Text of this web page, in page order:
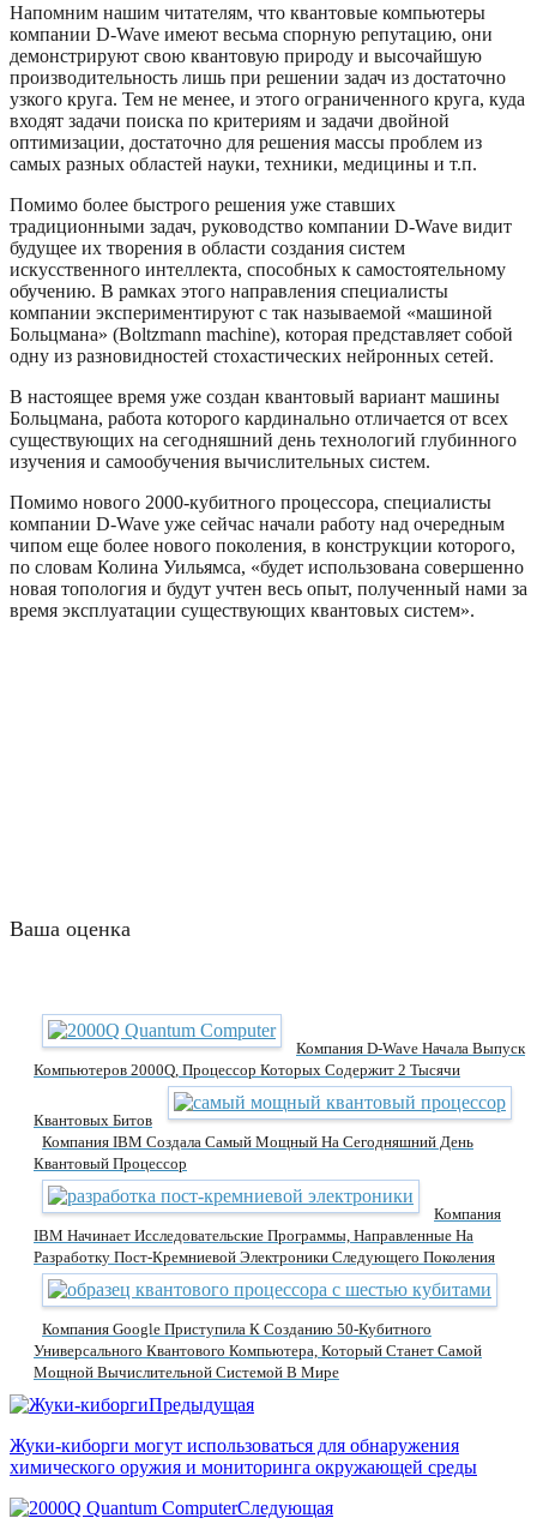
Напомним нашим читателям, что квантовые компьютеры
компании D-Wave имеют весьма спорную репутацию, они
демонстрируют свою квантовую природу и высочайшую
производительность лишь при решении задач из достаточно
узкого круга. Тем не менее, и этого ограниченного круга, куда
входят задачи поиска по критериям и задачи двойной
оптимизации, достаточно для решения массы проблем из
самых разных областей науки, техники, медицины и т.п.
Помимо более быстрого решения уже ставших
традиционными задач, руководство компании D-Wave видит
будущее их творения в области создания систем
искусственного интеллекта, способных к самостоятельному
обучению. В рамках этого направления специалисты
компании экспериментируют с так называемой «машиной
Больцмана» (Boltzmann machine), которая представляет собой
одну из разновидностей стохастических нейронных сетей.
В настоящее время уже создан квантовый вариант машины
Больцмана, работа которого кардинально отличается от всех
существующих на сегодняшний день технологий глубинного
изучения и самообучения вычислительных систем.
Помимо нового 2000-кубитного процессора, специалисты
компании D-Wave уже сейчас начали работу над очередным
чипом еще более нового поколения, в конструкции которого,
по словам Колина Уильямса, «будет использована совершенно
новая топология и будут учтен весь опыт, полученный нами за
время эксплуатации существующих квантовых систем».
Ваша оценка
Компания D-Wave Начала Выпуск
Компьютеров 2000Q, Процессор Которых Содержит 2 Тысячи
Квантовых Битов
Компания IBM Создала Самый Мощный На Сегодняшний День
Квантовый Процессор
Компания
IBM Начинает Исследовательские Программы, Направленные На
Разработку Пост-Кремниевой Электроники Следующего Поколения
Компания Google Приступила К Созданию 50-Кубитного
Универсального Квантового Компьютера, Который Станет Самой
Мощной Вычислительной Системой В Мире
Предыдущая
Жуки-киборги могут использоваться для обнаружения
химического оружия и мониторинга окружающей среды
Следующая